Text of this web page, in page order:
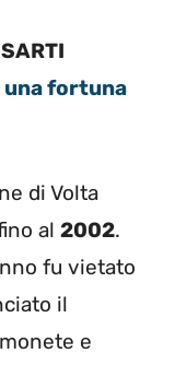
una fortuna
di Volta
al 2002.
fu vietato
il
e